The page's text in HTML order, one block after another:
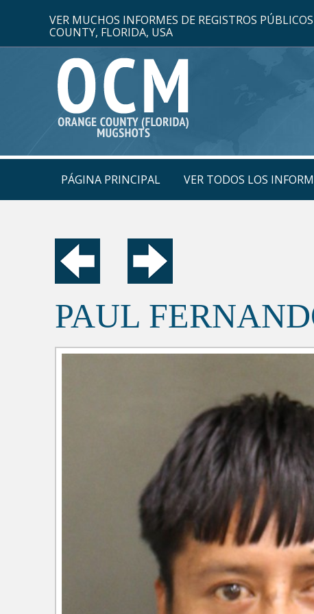
VER MUCHOS INFORMES DE REGISTROS
COUNTY, FLORIDA, USA
PÁGINA PRINCIPAL VER TODOS LOS
PAUL